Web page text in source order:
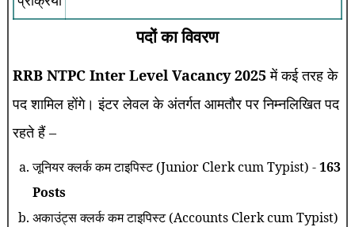
पदों का विवरण
RRB NTPC Inter Level Vacancy 2025 में कई तरह के
पद शामिल होंगे। इंटर लेवल के अंतर्गत आमतौर पर निम्नलिखित पद
रहते हैं –
जूनियर क्लर्क कम टाइपिस्ट (Junior Clerk cum Typist) -163
Posts
अकाउंट्स क्लर्क कम टाइपिस्ट (Accounts Clerk cum Typist)